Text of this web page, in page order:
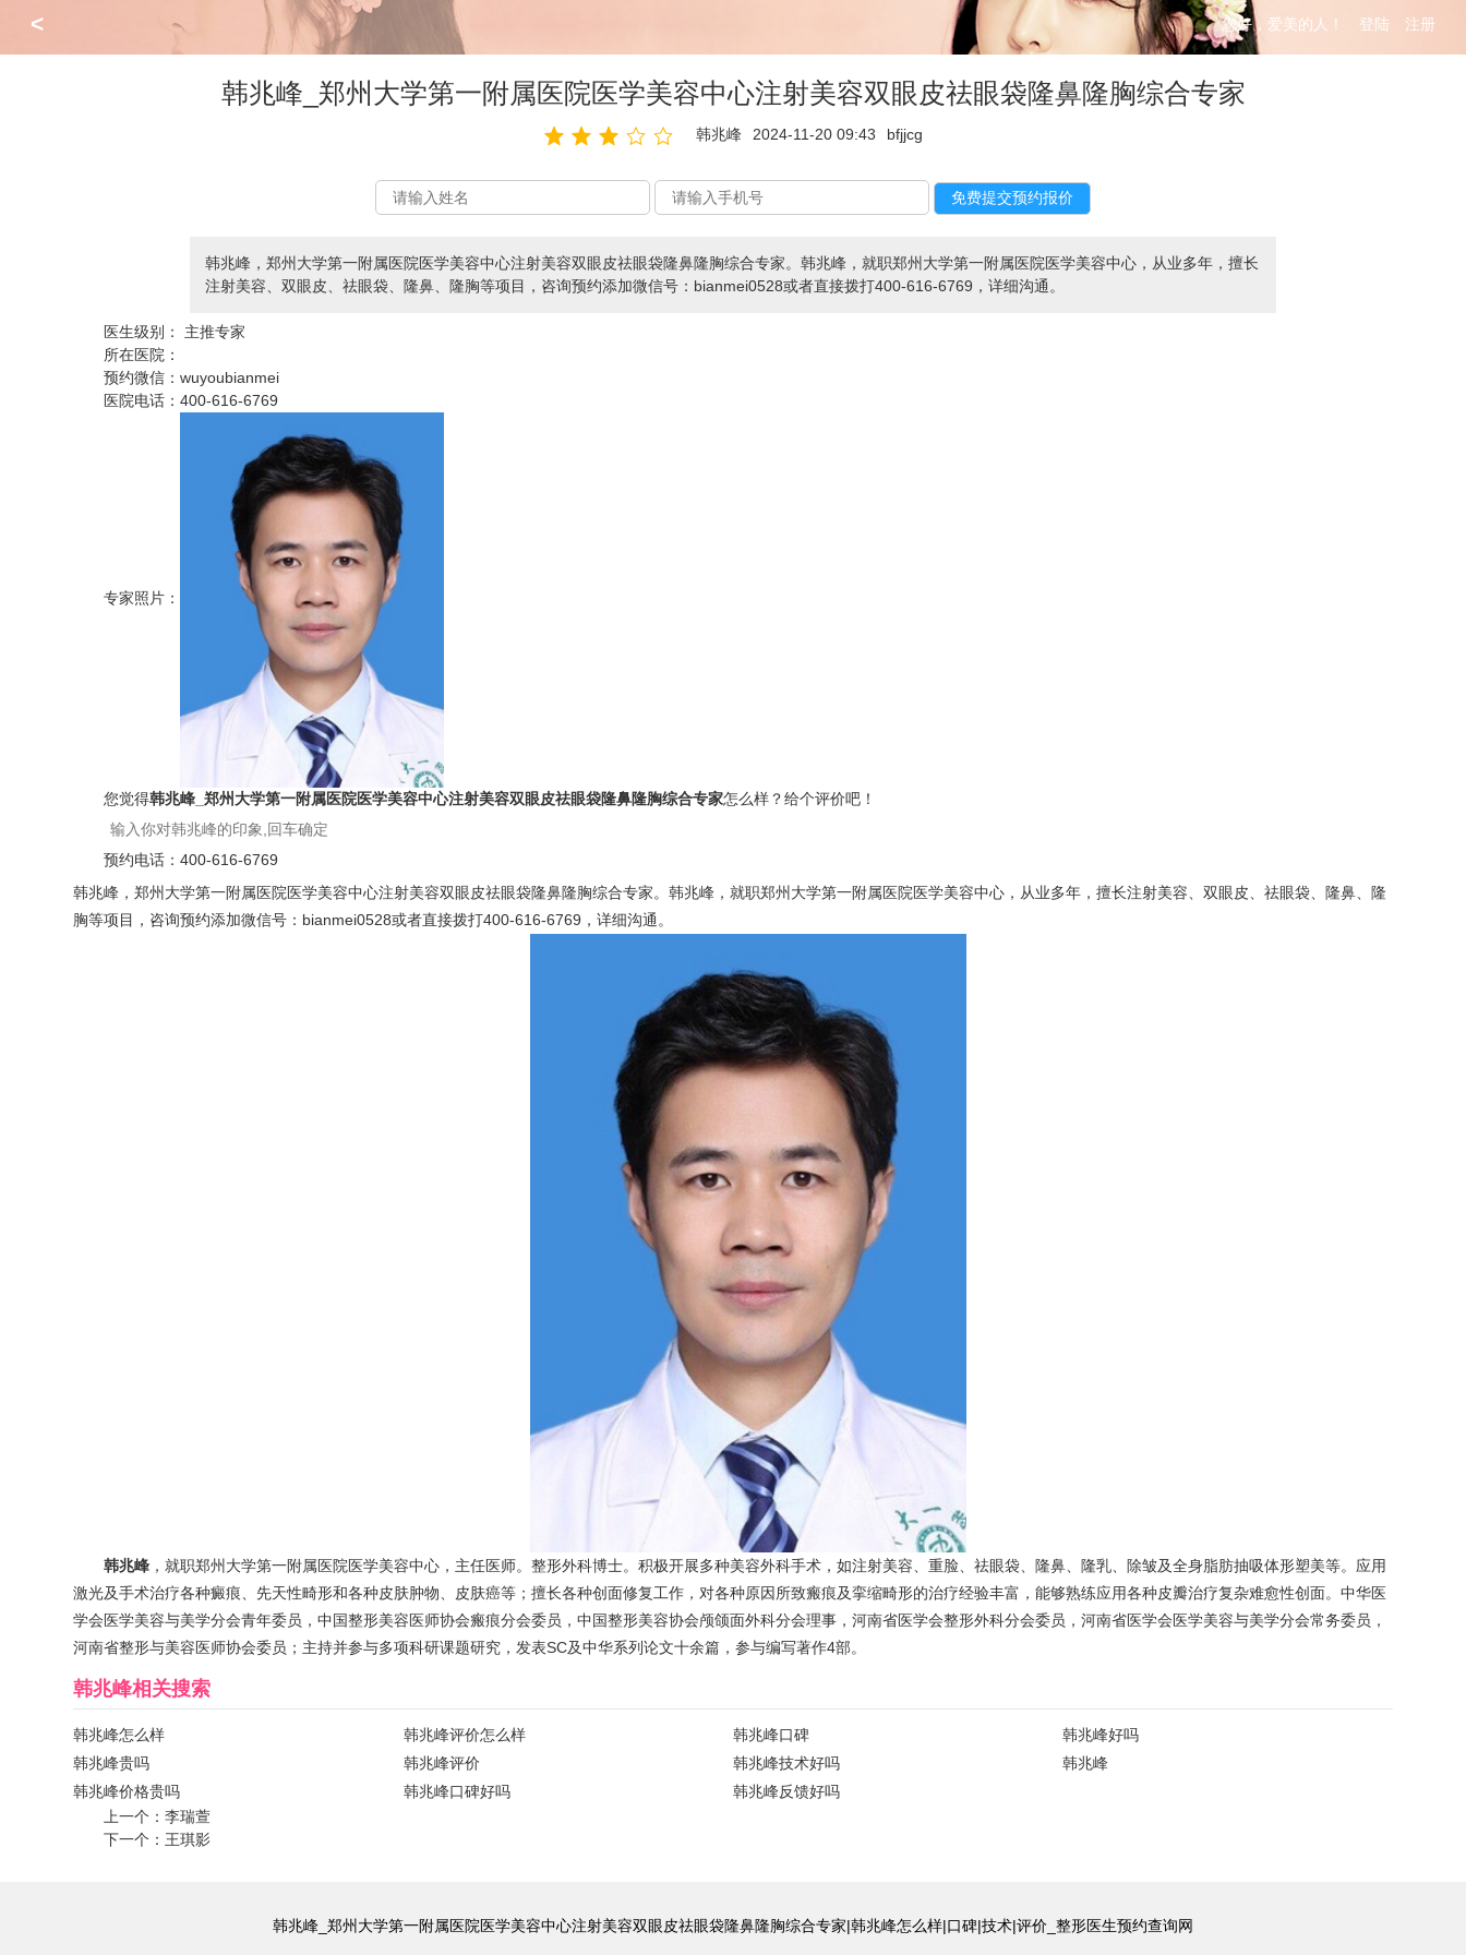
< 您好，爱美的人！ 登陆 注册
韩兆峰_郑州大学第一附属医院医学美容中心注射美容双眼皮祛眼袋隆鼻隆胸综合专家
韩兆峰 2024-11-20 09:43 bfjjcg
韩兆峰，郑州大学第一附属医院医学美容中心注射美容双眼皮祛眼袋隆鼻隆胸综合专家。韩兆峰，就职郑州大学第一附属医院医学美容中心，从业多年，擅长
注射美容、双眼皮、祛眼袋、隆鼻、隆胸等项目，咨询预约添加微信号：bianmei0528或者直接拨打400-616-6769，详细沟通。
医生级别：
主推专家
所在医院：
预约微信：wuyoubianmei
医院电话：400-616-6769
专家照片：
您觉得韩兆峰_郑州大学第一附属医院医学美容中心注射美容双眼皮祛眼袋隆鼻隆胸综合专家怎么样？给个评价吧！
预约电话：400-616-6769
韩兆峰，郑州大学第一附属医院医学美容中心注射美容双眼皮祛眼袋隆鼻隆胸综合专家。韩兆峰，就职郑州大学第一附属医院医学美容中心，从业多年，擅长注射美容、双眼皮、祛眼袋、隆鼻、隆
胸等项目，咨询预约添加微信号：bianmei0528或者直接拨打400-616-6769，详细沟通。
韩兆峰 ，就职郑州大学第一附属医院医学美容中心，主任医师。整形外科博士。积极开展多种美容外科手术，如注射美容、重脸、祛眼袋、隆鼻、隆乳、除皱及全身脂肪抽吸体形塑美等。应用
激光及手术治疗各种癜痕、先天性畸形和各种皮肤肿物、皮肤癌等；擅长各种创面修复工作，对各种原因所致瘢痕及挛缩畸形的治疗经验丰富，能够熟练应用各种皮瓣治疗复杂难愈性创面。中华医
学会医学美容与美学分会青年委员，中国整形美容医师协会瘢痕分会委员，中国整形美容协会颅颌面外科分会理事，河南省医学会整形外科分会委员，河南省医学会医学美容与美学分会常务委员，
河南省整形与美容医师协会委员；主持并参与多项科研课题研究，发表SC及中华系列论文十余篇，参与编写著作4部。
韩兆峰相关搜索
韩兆峰怎么样 韩兆峰评价怎么样 韩兆峰口碑
韩兆峰好吗
韩兆峰贵吗
韩兆峰评价 韩兆峰技术好吗
韩兆峰
韩兆峰价格贵吗
韩兆峰口碑好吗
韩兆峰反馈好吗
上一个：李瑞萱
下一个： 王琪影
韩兆峰_郑州大学第一附属医院医学美容中心注射美容双眼皮祛眼袋隆鼻隆胸综合专家|韩兆峰怎么样|口碑|技术|评价_整形医生预约查询网